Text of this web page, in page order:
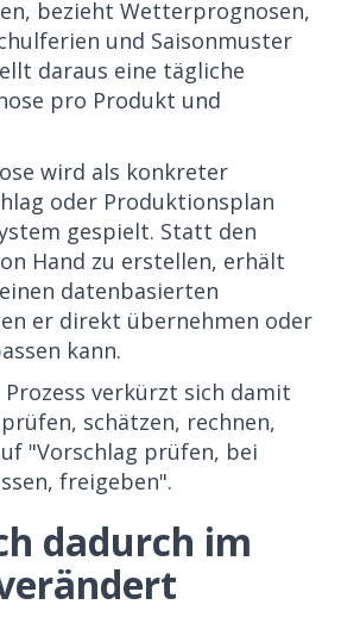
bezieht Wetterprognosen,
und Saisonmuster
daraus eine tägliche
pro Produkt und
wird als konkreter
oder Produktionsplan
gespielt. Statt den
Hand zu erstellen, erhält
datenbasierten
er direkt übernehmen oder
kann.
verkürzt sich damit
schätzen, rechnen,
"Vorschlag prüfen, bei
freigeben".
dadurch im